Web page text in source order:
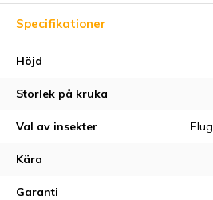
Specifikationer
Höjd
Storlek på kruka
Val av insekter
Kära
Garanti